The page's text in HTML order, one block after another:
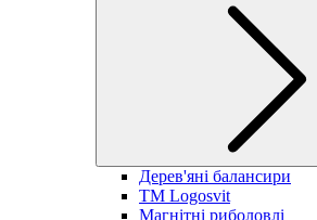
Дерев'яні балансири
TM Logosvit
Магнітні риболовлі